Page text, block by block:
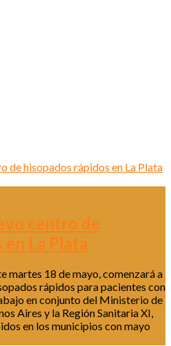
centro de
La Plata
martes 18 de mayo, comenzará a
rápidos para pacientes con
en conjunto del Ministerio de
Aires y la Región Sanitaria XI,
en los municipios con mayo